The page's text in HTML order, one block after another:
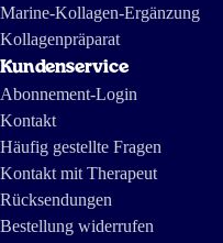
Marine-Kollagen-Ergänzung
Kollagenpräparat
Kundenservice
Abonnement-Login
Kontakt
Häufig gestellte Fragen
Kontakt mit Therapeut
Rücksendungen
Bestellung widerrufen